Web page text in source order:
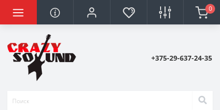
0
+375-29-637-24-35